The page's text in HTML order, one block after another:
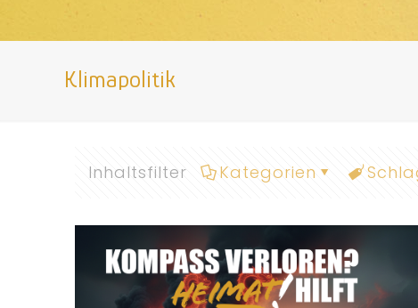
Klimapolitik
Inhaltsfilter Kategorien